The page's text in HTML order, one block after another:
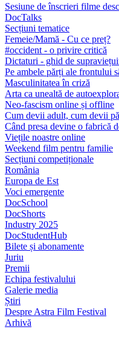
Sesiune de înscrieri filme
DocTalks
Secțiuni tematice
Femeie/Mamă - Cu ce preț?
#occident - o privire critică
Dictaturi - ghid de
Pe ambele părți ale frontului
Masculinitatea în criză
Arta ca unealtă de
Neo-fascism online și offline
Cum devii adult, cum devii
Când presa devine o fabrică
Viețile noastre online
Weekend film pentru familie
Secțiuni competiționale
România
Europa de Est
Voci emergente
DocSchool
DocShorts
Industry 2025
DocStudentHub
Bilete și abonamente
Juriu
Premii
Echipa festivalului
Galerie media
Știri
Despre Astra Film Festival
Arhivă